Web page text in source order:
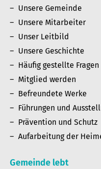
Unsere Gemeinde
Unsere Mitarbeiter
Unser Leitbild
Unsere Geschichte
Häufig gestellte Fragen
Mitglied werden
Befreundete Werke
Führungen und
Prävention und Schutz
Aufarbeitung der
Gemeinde lebt